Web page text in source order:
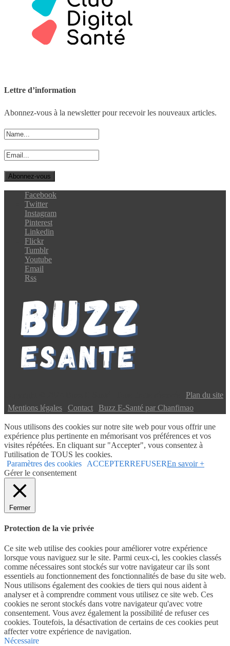
Lettre d’information
Abonnez-vous à la newsletter pour recevoir les nouveaux articles.
Facebook
Twitter
Instagram
Pinterest
Linkedin
Flickr
Tumblr
Youtube
Email
Rss
Plan du site
Mentions légales Contact Buzz E-Santé par Chanfimao
Nous utilisons des cookies sur notre site web pour vous offrir une
expérience plus pertinente en mémorisant vos préférences et vos
visites répétées. En cliquant sur "Accepter", vous consentez à
l'utilisation de TOUS les cookies.
Paramètres des cookies
ACCEPTERREFUSEREn savoir +
Gérer le consentement
Fermer
Protection de la vie privée
Ce site web utilise des cookies pour améliorer votre expérience
lorsque vous naviguez sur le site. Parmi ceux-ci, les cookies classés
comme nécessaires sont stockés sur votre navigateur car ils sont
essentiels au fonctionnement des fonctionnalités de base du site web.
Nous utilisons également des cookies de tiers qui nous aident à
analyser et à comprendre comment vous utilisez ce site web. Ces
cookies ne seront stockés dans votre navigateur qu'avec votre
consentement. Vous avez également la possibilité de refuser ces
cookies. Toutefois, la désactivation de certains de ces cookies peut
affecter votre expérience de navigation.
Nécessaire